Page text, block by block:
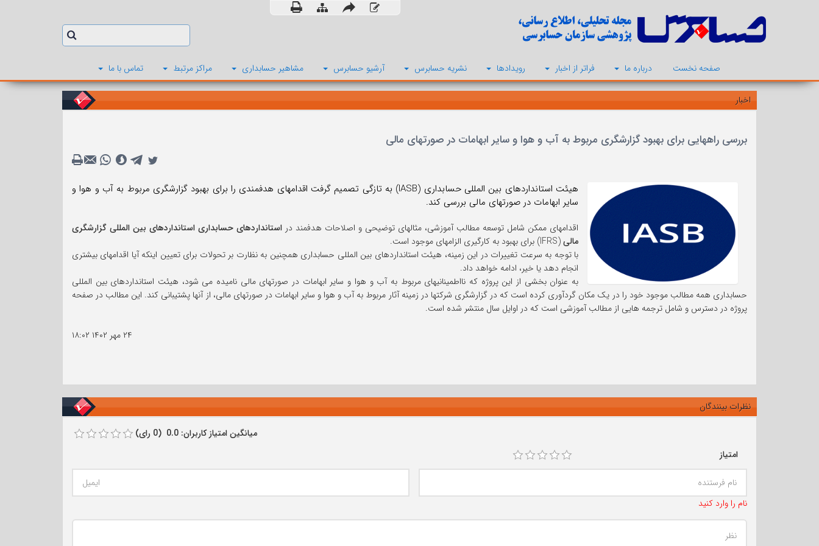
صفحه نخست درباره ما فراتر از اخبار رویدادها نشریه حسابرس آرشیو حسابرس مشاهیر حسابداری مراکز مرتبط تماس با ما
اخبار
بررسی راههایی برای بهبود گزارشگری مربوط به آب و هوا و سایر ابهامات در صورتهای مالی
هیئت استانداردهای بین المللی حسابداری (IASB) به تازگی تصمیم گرفت اقدامهای هدفمندی را برای بهبود گزارشگری مربوط به آب و هوا و
سایر ابهامات در صورتهای مالی بررسی کند.
اقدامهای ممکن شامل توسعه مطالب آموزشی، مثالهای توضیحی و اصلاحات هدفمند در استانداردهای حسابداری استانداردهای بین المللی گزارشگری
مالی(IFRS) برای بهبود به کارگیری الزامهای موجود است.
با توجه به سرعت تغییرات در این زمینه، هیئت استانداردهای بین المللی حسابداری همچنین به نظارت بر تحولات برای تعیین اینکه آیا اقدامهای بیشتری
انجام دهد یا خیر، ادامه خواهد داد.
به عنوان بخشی از این پروژه که نااطمینانیهای مربوط به آب و هوا و سایر ابهامات در صورتهای مالی نامیده می شود، هیئت استانداردهای بین المللی
حسابداری همه مطالب موجود خود را در یک مکان گردآوری کرده است که در گزارشگری شرکتها در زمینه آثار مربوط به آب و هوا و سایر ابهامات در صورتهای مالی، از آنها پشتیبانی کند. این مطالب در صفحه
پروژه در دسترس و شامل ترجمه هایی از مطالب آموزشی است که در اوایل سال منتشر شده است.
۲۴ مهر ۱۴۰۲
۱۸:۰۲
نظرات بینندگان
میانگین امتیاز کاربران: 0.0 (0 رای)
امتیاز
نام را وارد کنید